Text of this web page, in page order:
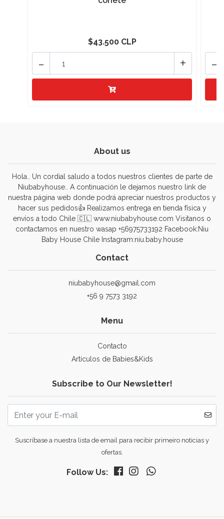
$43.500 CLP
+
- -
About us
Hola.. Un cordial saludo a todos nuestros clientes de parte de
Niubabyhouse.. A continuación le dejamos nuestro link de
nuestra página web donde podrá apreciar nuestros productos y
hacer sus pedidos👍 Realizamos entrega en tienda física y
envíos a todo Chile 🇨🇱 www.niubabyhouse.com Visitanos o
contactamos en nuestro wasap +56975733192 Facebook:Niu
Baby House Chile Instagram:niu.baby.house
Contact
niubabyhouse@gmail.com
+56 9 7573 3192
Menu
Contacto
Artículos de Babies&Kids
Subscribe to Our Newsletter!
Suscríbase a nuestra lista de email para recibir primeiro noticias y
ofertas.
Follow Us: